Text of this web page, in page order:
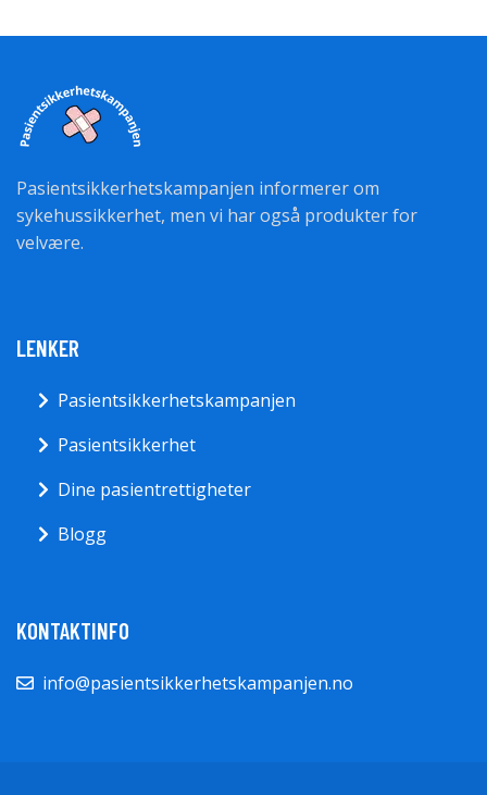
Pasientsikkerhetskampanjen informerer om
sykehussikkerhet, men vi har også produkter for
velvære.
LENKER
Pasientsikkerhetskampanjen
Pasientsikkerhet
Dine pasientrettigheter
Blogg
KONTAKTINFO
info@pasientsikkerhetskampanjen.no